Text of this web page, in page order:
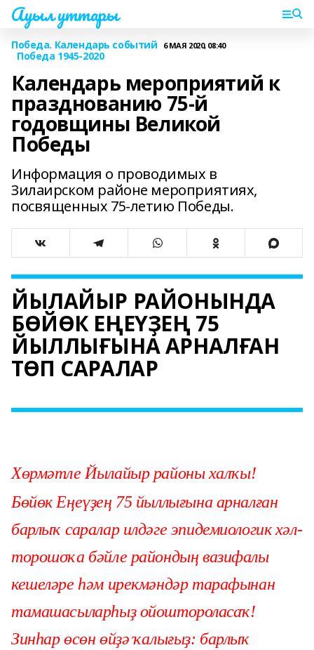
Ауыл уттары
Победа. Календарь событий 6 МАЯ 2020, 08:40
Победа 1945-2020
Календарь мероприятий к
празднованию 75-й
годовщины Великой
Победы
Информация о проводимых в
Зилаирском районе мероприятиях,
посвященных 75-летию Победы.
ЙЫЛАЙЫР РАЙОНЫНДА
БӨЙӨК ЕҢЕҮҘЕҢ 75
ЙЫЛЛЫҒЫНА АРНАЛҒАН
ТӨП САРАЛАР
Хөрмәтле Йылайыр районы халҡы!
Бөйөк Еңеүҙең 75 йыллығына арналған
барлыҡ саралар илдәге эпидемиологик хәл-
торошоҡа бәйле райондың вазифалы
кешеләре һәм ирекмәндәр тарафынан
тамашасыларһыҙ ойоштороласаҡ!
Зинһар өсөн өйҙә ҡалығыҙ: барлыҡ